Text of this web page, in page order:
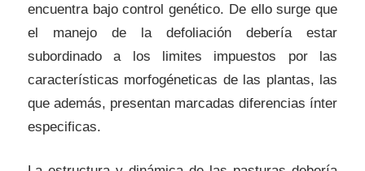
encuentra bajo control genético. De ello surge que
el manejo de la defoliación debería estar
subordinado a los limites impuestos por las
características morfogéneticas de las plantas, las
que además, presentan marcadas diferencias ínter
especificas.